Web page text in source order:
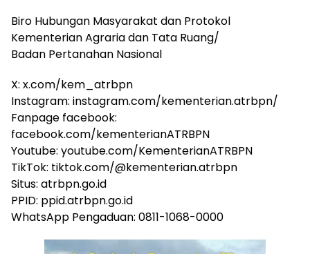
Biro Hubungan Masyarakat dan Protokol
Kementerian Agraria dan Tata Ruang/
Badan Pertanahan Nasional
X: x.com/kem_atrbpn
Instagram: instagram.com/kementerian.atrbpn/
Fanpage facebook:
facebook.com/kementerianATRBPN
Youtube: youtube.com/KementerianATRBPN
TikTok: tiktok.com/@kementerian.atrbpn
Situs: atrbpn.go.id
PPID: ppid.atrbpn.go.id
WhatsApp Pengaduan: 0811-1068-0000